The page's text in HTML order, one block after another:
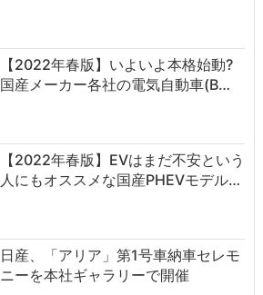
【2022年春版】いよいよ本格始動?
国産メーカー各社の電気自動車(B…
【2022年春版】EVはまだ不安という
人にもオススメな国産PHEVモデル…
日産、「アリア」第1号車納車セレモ
ニーを本社ギャラリーで開催